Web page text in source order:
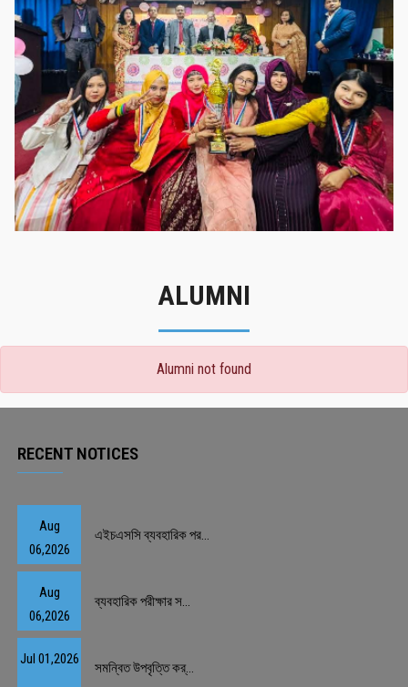
গৌরবের মুহূর্ত
গৌরবের মুহূর্ত
ALUMNI
Alumni not found
RECENT NOTICES
Aug
06,2026
এইচএসসি ব্যবহারিক পর...
Aug
06,2026
ব্যবহারিক পরীক্ষার স...
Jul 01,2026
সমন্বিত উপবৃত্তি কর্...